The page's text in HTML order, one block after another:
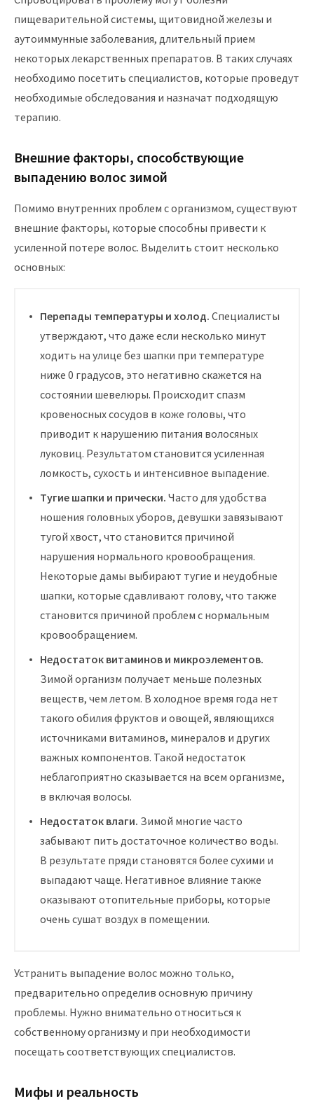
пищеварительной системы, щитовидной железы и
аутоиммунные заболевания, длительный прием
некоторых лекарственных препаратов. В таких случаях
необходимо посетить специалистов, которые проведут
необходимые обследования и назначат подходящую
терапию.
Внешние факторы, способствующие
выпадению волос зимой
Помимо внутренних проблем с организмом, существуют
внешние факторы, которые способны привести к
усиленной потере волос. Выделить стоит несколько
основных:
Перепады температуры и холод. Специалисты
утверждают, что даже если несколько минут
ходить на улице без шапки при температуре
ниже 0 градусов, это негативно скажется на
состоянии шевелюры. Происходит спазм
кровеносных сосудов в коже головы, что
приводит к нарушению питания волосяных
луковиц. Результатом становится усиленная
ломкость, сухость и интенсивное выпадение.
Тугие шапки и прически. Часто для удобства
ношения головных уборов, девушки завязывают
тугой хвост, что становится причиной
нарушения нормального кровообращения.
Некоторые дамы выбирают тугие и неудобные
шапки, которые сдавливают голову, что также
становится причиной проблем с нормальным
кровообращением.
Недостаток витаминов и микроэлементов.
Зимой организм получает меньше полезных
веществ, чем летом. В холодное время года нет
такого обилия фруктов и овощей, являющихся
источниками витаминов, минералов и других
важных компонентов. Такой недостаток
неблагоприятно сказывается на всем организме,
в включая волосы.
Недостаток влаги. Зимой многие часто
забывают пить достаточное количество воды.
В результате пряди становятся более сухими и
выпадают чаще. Негативное влияние также
оказывают отопительные приборы, которые
очень сушат воздух в помещении.
Устранить выпадение волос можно только,
предварительно определив основную причину
проблемы. Нужно внимательно относиться к
собственному организму и при необходимости
посещать соответствующих специалистов.
Мифы и реальность